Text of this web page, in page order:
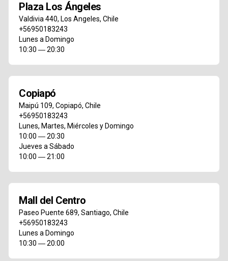
Plaza Los Ángeles
Valdivia 440, Los Angeles, Chile
+56950183243
Lunes a Domingo
10:30 ― 20:30
Copiapó
Maipú 109, Copiapó, Chile
+56950183243
Lunes, Martes, Miércoles y Domingo
10:00 ― 20:30
Jueves a Sábado
10:00 ― 21:00
Mall del Centro
Paseo Puente 689, Santiago, Chile
+56950183243
Lunes a Domingo
10:30 ― 20:00